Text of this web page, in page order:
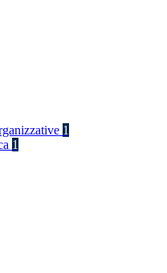
1
1